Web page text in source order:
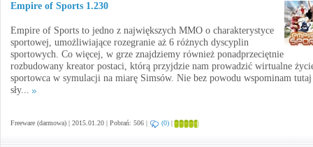
Empire of Sports 1.230
Empire of Sports to jedno z największych MMO o charakterystyce
sportowej, umożliwiające rozegranie aż 6 różnych dyscyplin
sportowych. Co więcej, w grze znajdziemy również ponadprzeciętnie
rozbudowany kreator postaci, którą przyjdzie nam prowadzić wirtualne
sportowca w symulacji na miarę Simsów. Nie bez powodu wspominam
sły...
Freeware (darmowa) | 2015.01.20 | Pobrań: 506 | (0) |